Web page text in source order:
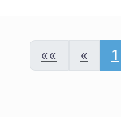
«« « 1